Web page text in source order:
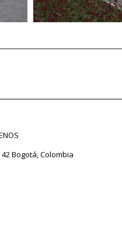
Bogotá, Colombia